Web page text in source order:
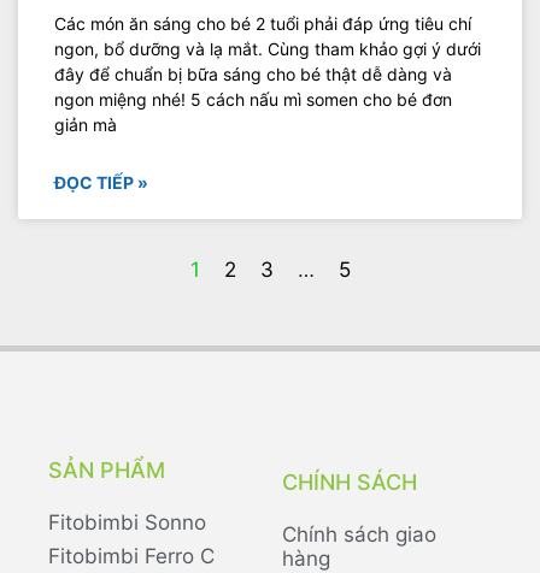
Các món ăn sáng cho bé 2 tuổi phải đáp ứng tiêu chí
ngon, bổ dưỡng và lạ mắt. Cùng tham khảo gợi ý dưới
đây để chuẩn bị bữa sáng cho bé thật dễ dàng và
ngon miệng nhé! 5 cách nấu mì somen cho bé đơn
giản mà
ĐỌC TIẾP »
1 2 3 … 5
SẢN PHẨM
Fitobimbi Sonno
Fitobimbi Ferro C
CHÍNH SÁCH
Chính sách giao
hàng